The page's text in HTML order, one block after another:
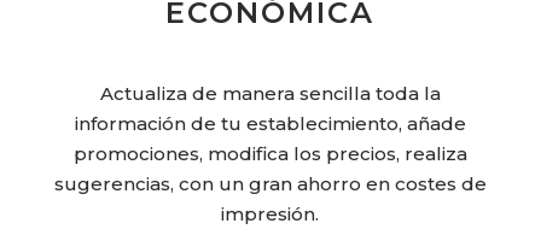
ECONÓMICA
Actualiza de manera sencilla toda la
información de tu establecimiento, añade
promociones, modifica los precios, realiza
sugerencias, con un gran ahorro en costes de
impresión.